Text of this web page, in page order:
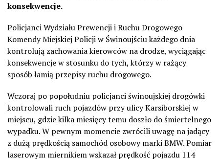
konsekwencje.
Policjanci Wydziału Prewencji i Ruchu Drogowego
Komendy Miejskiej Policji w Świnoujściu każdego dnia
kontrolują zachowania kierowców na drodze, wyciągając
konsekwencje w stosunku do tych, którzy w rażący
sposób łamią przepisy ruchu drogowego.
Wczoraj po popołudniu policjanci świnoujskiej drogówki
kontrolowali ruch pojazdów przy ulicy Karsiborskiej w
miejscu, gdzie kilka miesięcy temu doszło do śmiertelnego
wypadku. W pewnym momencie zwrócili uwagę na jadący
z dużą prędkością samochód osobowy marki BMW. Pomiar
laserowym miernikiem wskazał prędkość pojazdu 114